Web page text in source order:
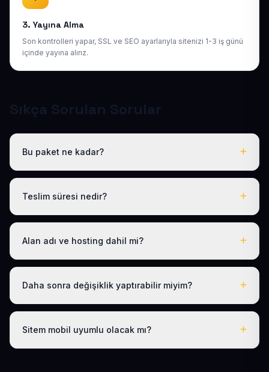
3. Yayına Alma
Son kontrolleri yapar, SSL ve SEO ayarlarıyla sitenizi 1-3 iş günü
içinde yayına alırız.
Sıkça Sorulan Sorular
Bu paket ne kadar?
Tüm sektörel paketlerimiz gibi Hazır Halı Yıkama Sitesi
.com.tr alan adı, hosting, SSL ve temel SEO dahildir; gizli
ücret yoktur.
Teslim süresi nedir?
Logo, iletişim ve tanıtım metinlerinizi ilettikten sonra
Alan adı ve hosting dahil mi?
Evet. Yıllık paket ücretine ücretsiz .com.tr alan adı ve
Daha sonra değişiklik yaptırabilir miyim?
Evet. Teslimden sonra ilk 30 gün ücretsiz revizyon
destek sağlıyoruz. Sonraki yıllarda da uygun bakım
paketlerimiz mevcuttur.
Sitem mobil uyumlu olacak mı?